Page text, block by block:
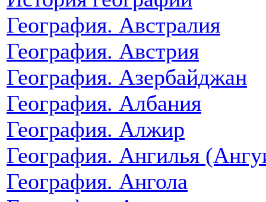
География. Австралия
География. Австрия
География. Азербайджан
География. Албания
География. Алжир
География. Ангилья
География. Ангола